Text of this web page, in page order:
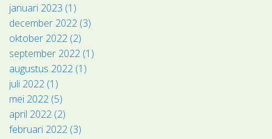
januari 2023 (1)
december 2022 (3)
oktober 2022 (2)
september 2022 (1)
augustus 2022 (1)
juli 2022 (1)
mei 2022 (5)
april 2022 (2)
februari 2022 (3)